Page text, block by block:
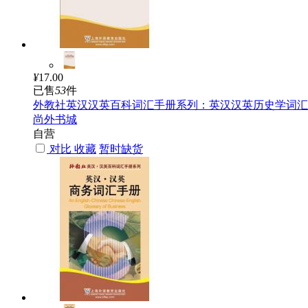
¥17.00
已售53件
外教社英汉汉英百科词汇手册系列：英汉汉英历史学词
尚外书城
自营
对比 收藏 暂时缺货